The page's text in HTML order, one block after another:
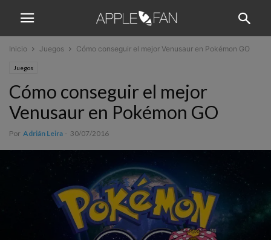
Inicio Juegos Cómo conseguir el mejor Venusaur en Pokémon GO
Juegos
Cómo conseguir el mejor
Venusaur en Pokémon GO
Por Adrián Leira - 30/07/2016